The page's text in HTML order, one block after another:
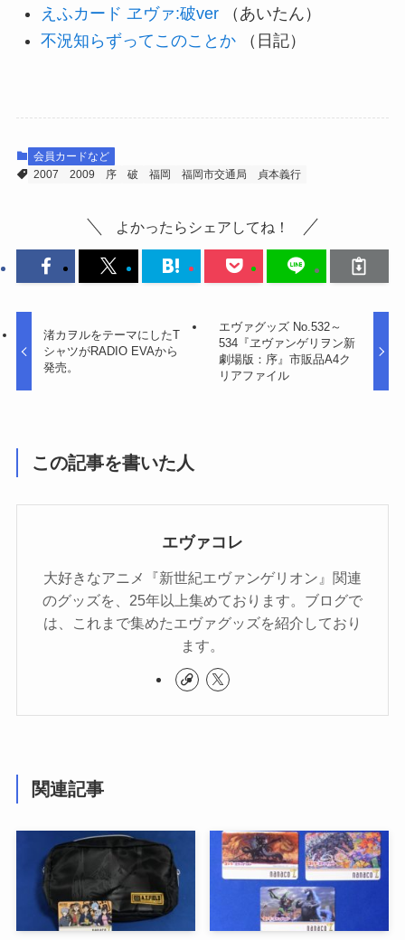
えふカード ヱヴァ:破ver（あいたん）
不況知らずってこのことか（日記）
会員カードなど
2007
2009 序 破 福岡 福岡市交通局 貞本義行
よかったらシェアしてね！
渚カヲルをテーマにしたT
シャツがRADIO EVAから
発売。
エヴァグッズ No.532～
534『ヱヴァンゲリヲン新
劇場版：序』市販品A4ク
リアファイル
この記事を書いた人
エヴァコレ
大好きなアニメ『新世紀エヴァンゲリオン』関連
のグッズを、25年以上集めております。ブログで
は、これまで集めたエヴァグッズを紹介しており
ます。
関連記事